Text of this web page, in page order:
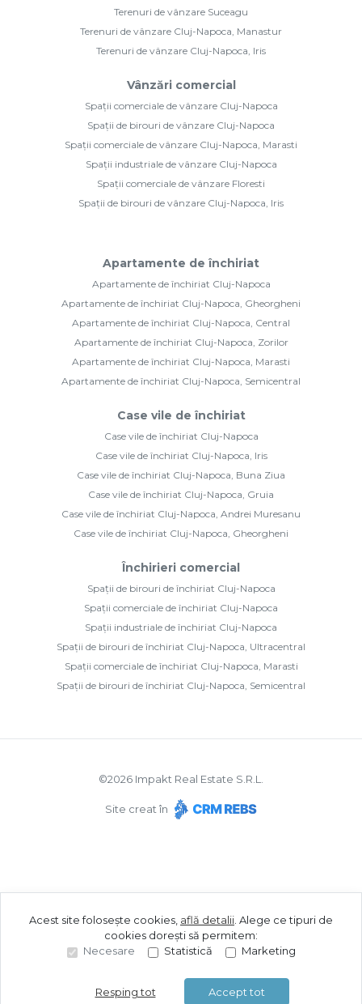
Sună acum Solicită vizionare
Terenuri de vânzare Suceagu
Terenuri de vânzare Cluj-Napoca, Manastur
Terenuri de vânzare Cluj-Napoca, Iris
Vânzări comercial
Spații comerciale de vânzare Cluj-Napoca
Spații de birouri de vânzare Cluj-Napoca
Spații comerciale de vânzare Cluj-Napoca, Marasti
Spații industriale de vânzare Cluj-Napoca
Spații comerciale de vânzare Floresti
Spații de birouri de vânzare Cluj-Napoca, Iris
Apartamente de închiriat
Apartamente de închiriat Cluj-Napoca
Apartamente de închiriat Cluj-Napoca, Gheorgheni
Apartamente de închiriat Cluj-Napoca, Central
Apartamente de închiriat Cluj-Napoca, Zorilor
Apartamente de închiriat Cluj-Napoca, Marasti
Apartamente de închiriat Cluj-Napoca, Semicentral
Case vile de închiriat
Case vile de închiriat Cluj-Napoca
Case vile de închiriat Cluj-Napoca, Iris
Case vile de închiriat Cluj-Napoca, Buna Ziua
Case vile de închiriat Cluj-Napoca, Gruia
Case vile de închiriat Cluj-Napoca, Andrei Muresanu
Case vile de închiriat Cluj-Napoca, Gheorgheni
Închirieri comercial
Spații de birouri de închiriat Cluj-Napoca
Spații comerciale de închiriat Cluj-Napoca
Spații industriale de închiriat Cluj-Napoca
Spații de birouri de închiriat Cluj-Napoca, Ultracentral
Spații comerciale de închiriat Cluj-Napoca, Marasti
Spații de birouri de închiriat Cluj-Napoca, Semicentral
©2026 Impakt Real Estate S.R.L.
Site creat în
Acest site folosește cookies, află detalii Alege ce tipuri de
cookies dorești să permitem:
Necesare
Statistică Marketing
Resping tot Accept tot